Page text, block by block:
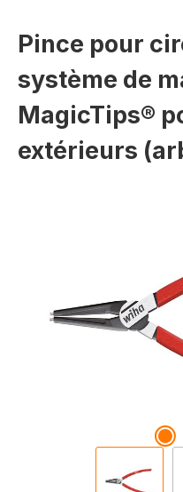
Pince pour
système de
MagicTips®
extérieurs